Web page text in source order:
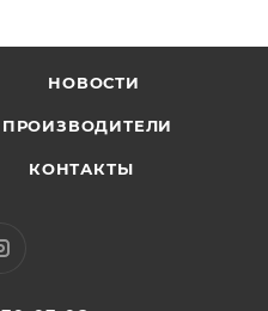
НОВОСТИ
ПРОИЗВОДИТЕЛИ
КОНТАКТЫ